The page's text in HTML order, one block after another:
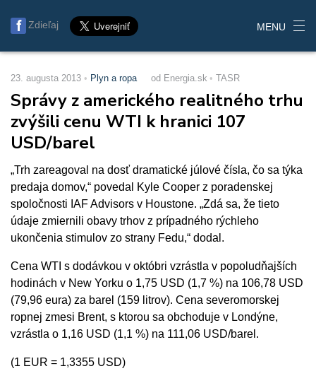
Zdieľaj MENU
23. augusta 2013 Plyn a ropa od Energia.sk TASR
Správy z amerického realitného trhu
zvýšili cenu WTI k hranici 107
USD/barel
„Trh zareagoval na dosť dramatické júlové čísla, čo sa týka
predaja domov,“ povedal Kyle Cooper z poradenskej
spoločnosti IAF Advisors v Houstone. „Zdá sa, že tieto
údaje zmiernili obavy trhov z prípadného rýchleho
ukončenia stimulov zo strany Fedu,“ dodal.
Cena WTI s dodávkou v októbri vzrástla v popoludňajších
hodinách v New Yorku o 1,75 USD (1,7 %) na 106,78 USD
(79,96 eura) za barel (159 litrov). Cena severomorskej
ropnej zmesi Brent, s ktorou sa obchoduje v Londýne,
vzrástla o 1,16 USD (1,1 %) na 111,06 USD/barel.
(1 EUR = 1,3355 USD)